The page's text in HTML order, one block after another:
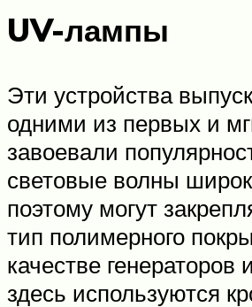
UV-лампы
Эти устройства
одними из первых и
завоевали
световые волны
поэтому могут
тип полимерного
качестве генераторов
здесь используются